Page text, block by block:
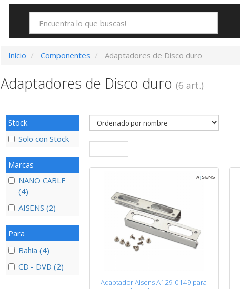
Inicio Componentes Adaptadores de Disco duro
Adaptadores de Disco duro (6 art.)
Stock
Solo con Stock
Marcas
NANO CABLE
(4)
AISENS (2)
Para
Bahia (4)
CD - DVD (2)
Adaptador Aisens A129-0149 para